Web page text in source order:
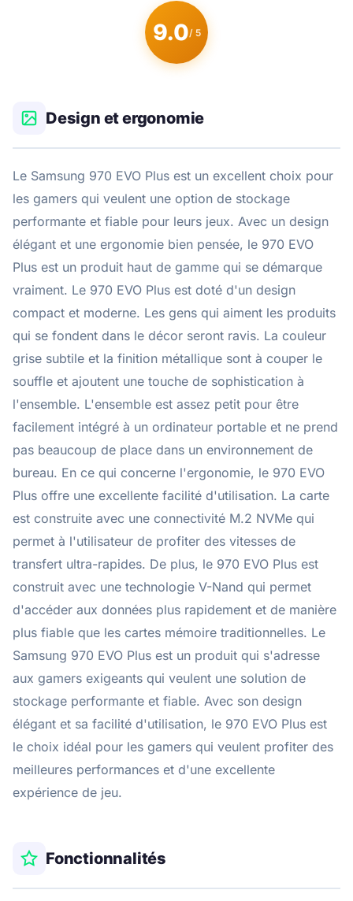
9.0/ 5
Design et ergonomie
Le Samsung 970 EVO Plus est un excellent choix pour
les gamers qui veulent une option de stockage
performante et fiable pour leurs jeux. Avec un design
élégant et une ergonomie bien pensée, le 970 EVO
Plus est un produit haut de gamme qui se démarque
vraiment. Le 970 EVO Plus est doté d'un design
compact et moderne. Les gens qui aiment les produits
qui se fondent dans le décor seront ravis. La couleur
grise subtile et la finition métallique sont à couper le
souffle et ajoutent une touche de sophistication à
l'ensemble. L'ensemble est assez petit pour être
facilement intégré à un ordinateur portable et ne prend
pas beaucoup de place dans un environnement de
bureau. En ce qui concerne l'ergonomie, le 970 EVO
Plus offre une excellente facilité d'utilisation. La carte
est construite avec une connectivité M.2 NVMe qui
permet à l'utilisateur de profiter des vitesses de
transfert ultra-rapides. De plus, le 970 EVO Plus est
construit avec une technologie V-Nand qui permet
d'accéder aux données plus rapidement et de manière
plus fiable que les cartes mémoire traditionnelles. Le
Samsung 970 EVO Plus est un produit qui s'adresse
aux gamers exigeants qui veulent une solution de
stockage performante et fiable. Avec son design
élégant et sa facilité d'utilisation, le 970 EVO Plus est
le choix idéal pour les gamers qui veulent profiter des
meilleures performances et d'une excellente
expérience de jeu.
Fonctionnalités